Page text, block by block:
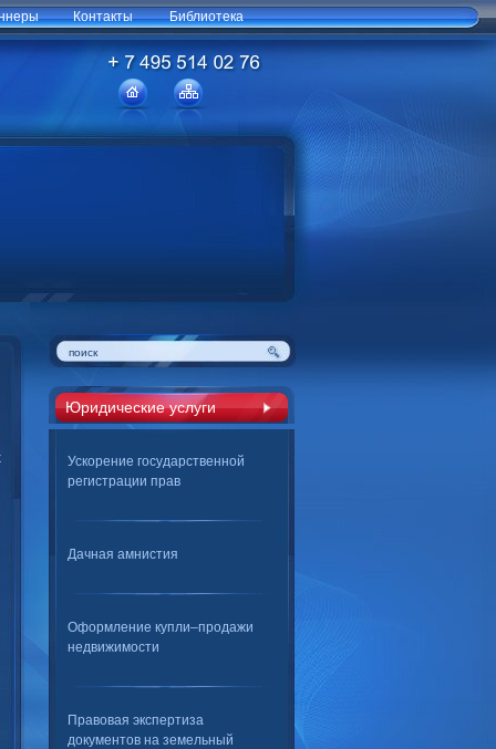
Контакты Библиотека
Юридические услуги
Ускорение государственной
регистрации прав
Дачная амнистия
Оформление купли–продажи
недвижимости
Правовая экспертиза
документов на земельный